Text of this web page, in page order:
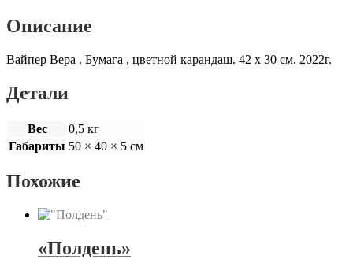
Описание
Вайпер Вера . Бумага , цветной карандаш. 42 х 30 см. 2022г.
Детали
Вес
0,5 кг
Габариты 50 × 40 × 5 см
Похожие
«Полдень»